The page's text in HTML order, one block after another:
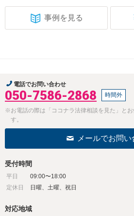
事例を見る
電話でお問い合わせ
050-7586-2868 時間外
※お電話の際は「ココナラ法律相談を見た」と
す。
メールでお問い
受付時間
平日
09:00〜18:00
定休日
日曜、土曜、祝日
対応地域